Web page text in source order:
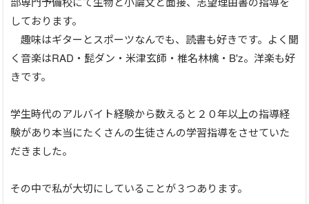
しております。
趣味はギターとスポーツなんでも、読書も好きです。よく聞
く音楽はRAD・髭ダン・米津玄師・椎名林檎・B'z。洋楽も好
きです。
学生時代のアルバイト経験から数えると２０年以上の指導経
験があり本当にたくさんの生徒さんの学習指導をさせていた
だきました。
その中で私が大切にしていることが３つあります。